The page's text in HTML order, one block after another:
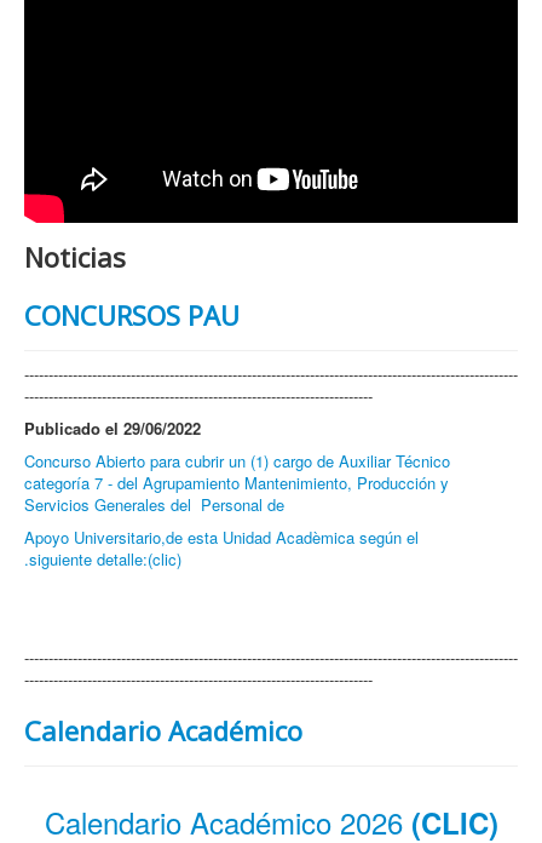
Noticias
CONCURSOS PAU
------------------------------------------------------------------------------------------------------
------------------------------------------------------------------------
Publicado el 29/06/2022
Concurso Abierto para cubrir un (1) cargo de Auxiliar Técnico
categoría 7 - del Agrupamiento Mantenimiento, Producción y
Servicios Generales del Personal de
Apoyo Universitario,de esta Unidad Acadèmica según el
.siguiente detalle:(clic)
------------------------------------------------------------------------------------------------------
------------------------------------------------------------------------
Calendario Académico
Calendario Académico 2026 (CLIC)